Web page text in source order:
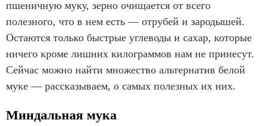
пшеничную муку, зерно очищается от всего
полезного, что в нем есть — отрубей и зародышей.
Остаются только быстрые углеводы и сахар, которые
ничего кроме лишних килограммов нам не принесут.
Сейчас можно найти множество альтернатив белой
муке — рассказываем, о самых полезных их них.
Миндальная мука